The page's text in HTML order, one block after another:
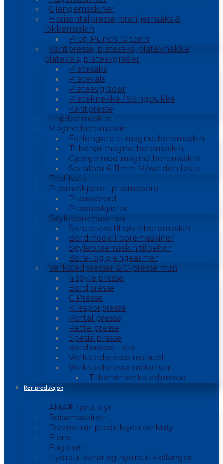
Gjengemaskiner
Horisontalpresse, profiljernsaks &
lokkemaskin
Profi Punch 10 tonn
Kantpresse, platesaks, plateknekke,
platevals, plateavgrader
Platesaks
Platevals
Plateavgrader
Plateknekke / Svingbukke
Kantpresse
Linjebormaskin
Magnetboremaskin
Forlengere til magnetboremaskin
Tilbehør magnetboremaskin
Gjenge med magnetboremaskin
Spiralbor 6-11mm M/weldon feste
Profilvals
Plasmaskjærer, plasmabord
Plasmabord
Plasmaskjærer
Søyleboremaskiner
Skrustikke til søyleboremaskin
Bordmodell boremaskiner
Søyleboremaskin tilbehør
Bore- og gjengearmer
Verkstedpresser & C-presse m.m
4 søyle presse
Bordpresse
C Presse
Kilesporpresse
Portal presse
Rette presse
Spesialpresse
Bordpresse – S16
Verkstedpresse manuell
Verkstedpresse motorisert
Tilbehør verkstedpresse
Rør produksjon
AMA® rørutstyr
Beisemaskiner
Diverse rør produksjon verktøy
Flens
Fuge rør
Hydraulikkrør og hydraulikkslanger